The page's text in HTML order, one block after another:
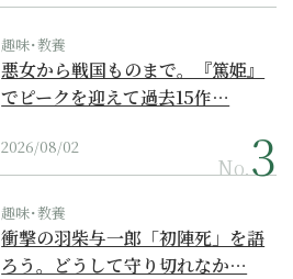
趣味･教養
悪女から戦国ものまで。『篤姫』
でピークを迎えて過去15作…
2026/08/02
No.
趣味･教養
衝撃の羽柴与一郎「初陣死」を語
ろう。どうして守り切れなか…